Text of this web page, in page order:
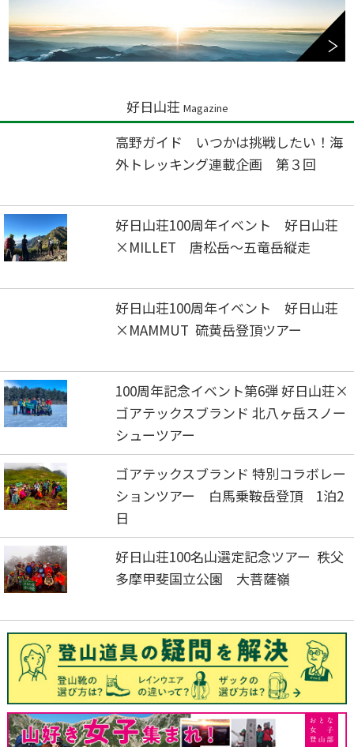
好日山荘 Magazine
高野ガイド いつかは挑戦したい！海
外トレッキング連載企画 第３回
好日山荘100周年イベント 好日山荘
×MILLET 唐松岳～五竜岳縦走
好日山荘100周年イベント 好日山荘
×MAMMUT 硫黄岳登頂ツアー
100周年記念イベント第6弾 好日山荘×
ゴアテックスブランド 北八ヶ岳スノー
シューツアー
ゴアテックスブランド 特別コラボレー
ションツアー 白馬乗鞍岳登頂 1泊2
日
好日山荘100名山選定記念ツアー 秩父
多摩甲斐国立公園 大菩薩嶺